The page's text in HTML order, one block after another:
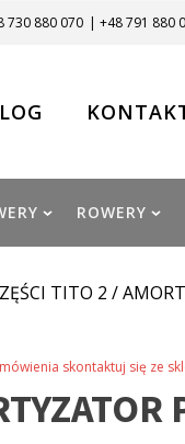
730 880 070 | +48 791 880
ROWERY
TITO 2 /
skontaktuj się ze